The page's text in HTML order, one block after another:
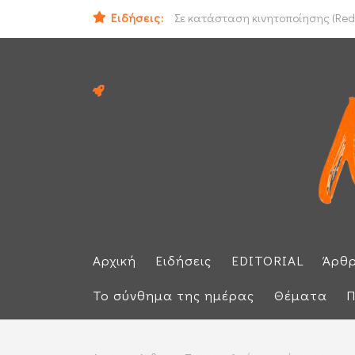
Ειδήσεις:
Σε κατάσταση κινητοποίησης
Ομάν: «Θετικές» οι συνομιλίες με
Αρχική Ειδήσεις EDITORIAL
Το σύνθημα της ημέρας
Θέματα